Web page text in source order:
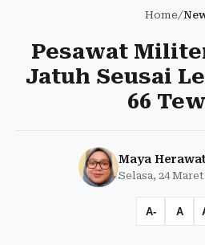
Home/
Pesawat
Jatuh Seusai
66
Maya
Selasa, 24 Maret
A- A